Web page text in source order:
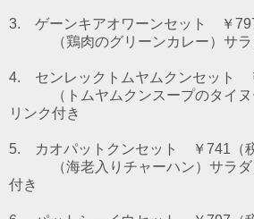
3. ゲーンキアオワーンセット ￥797
（鶏肉のグリーンカレー） サ
4. センレックトムヤムクンセット
（トムヤムクンスープのタイヌ
リンク付き
5. カオパットクンセット ￥741（税
（海老入りチャーハン）サラダ
付き